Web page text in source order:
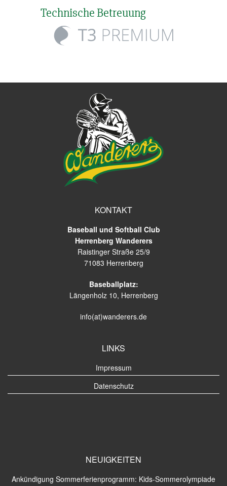
Technische Betreuung
KONTAKT
Baseball und Softball Club
Herrenberg Wanderers
Raistinger Straße 25/9
71083 Herrenberg
Baseballplatz:
Längenholz 10, Herrenberg
info(at)wanderers.de
LINKS
Impressum
Datenschutz
NEUIGKEITEN
Ankündigung Sommerferienprogramm: Kids-Sommerolympiade